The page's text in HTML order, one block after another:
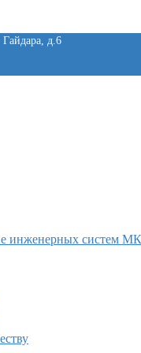
д.6
инженерных систем